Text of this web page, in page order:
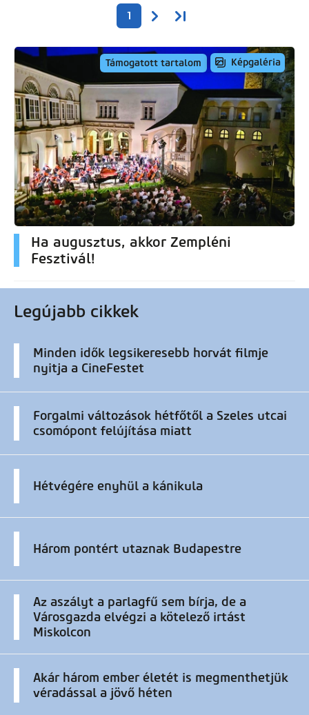
Oldalszámozás 1 Következő oldal
Utolsó oldal
Támogatott tartalom Képgaléria
Ha augusztus, akkor Zempléni
Fesztivál!
Legújabb cikkek
Minden idők legsikeresebb horvát filmje
nyitja a CineFestet
Forgalmi változások hétfőtől a Szeles utcai
csomópont felújítása miatt
Hétvégére enyhül a kánikula
Három pontért utaznak Budapestre
Az aszályt a parlagfű sem bírja, de a
Városgazda elvégzi a kötelező irtást
Miskolcon
Akár három ember életét is megmenthetjük
véradással a jövő héten